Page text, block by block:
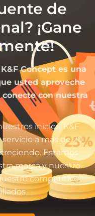
de
¡Gane
Concept es una
usted aproveche
con nuestra
inicios, K&F
a más de 20
Estamos
marca y nuestro
competitivo